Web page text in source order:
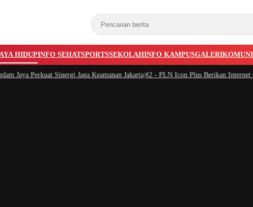
HIDUPINFO SEHATSPORTSSEKOLAHINFO KAMPUSGALERI
Perkuat Sinergi Jaga Keamanan Jakarta|#2 -PLN Icon Plus Berikan Internet